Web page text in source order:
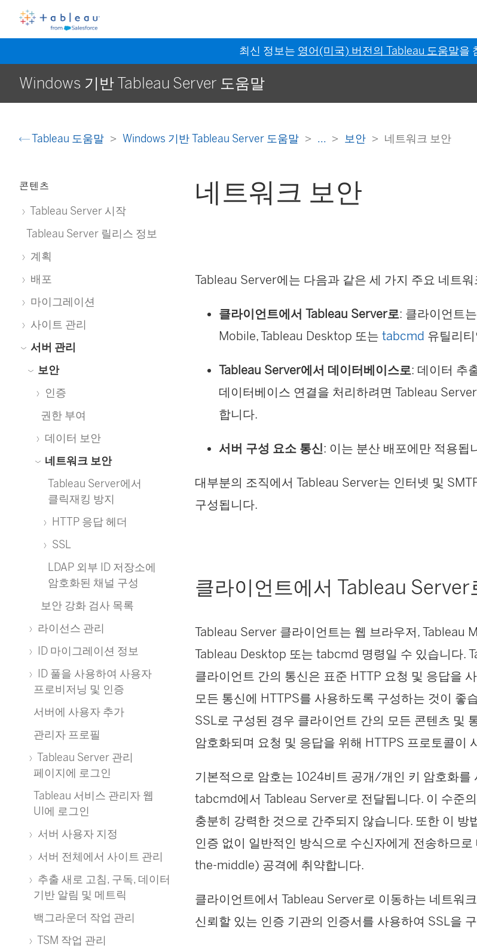
최신 정보는 영어(미국) 버전의 Tableau 도움말을
Windows 기반 Tableau Server 도움말
Tableau 도움말 Windows 기반 Tableau Server 도움말 ... 보안 네트워크 보안
콘텐츠
Tableau Server 시작
Tableau Server 릴리스 정보
계획
배포
마이그레이션
사이트 관리
서버 관리
보안
인증
권한 부여
데이터 보안
네트워크 보안
Tableau Server에서
클릭재킹 방지
HTTP 응답 헤더
SSL
LDAP 외부 ID 저장소에
암호화된 채널 구성
보안 강화 검사 목록
라이선스 관리
ID 마이그레이션 정보
ID 풀을 사용하여 사용자
프로비저닝 및 인증
서버에 사용자 추가
관리자 프로필
Tableau Server 관리
페이지에 로그인
Tableau 서비스 관리자 웹
UI에 로그인
서버 사용자 지정
서버 전체에서 사이트 관리
추출 새로 고침, 구독, 데이터
기반 알림 및 메트릭
백그라운더 작업 관리
TSM 작업 관리
네트워크 보안
Tableau Server에는 다음과 같은 세 가지 주요 네트
클라이언트에서 Tableau Server로: 클라이언트
Mobile, Tableau Desktop 또는tabcmd 유틸리
Tableau Server에서 데이터베이스로: 데이터 추
데이터베이스 연결을 처리하려면 Tableau
합니다.
서버 구성 요소 통신: 이는 분산 배포에만 적용됩
대부분의 조직에서 Tableau Server는 인터넷 및
구성됩니다.
클라이언트에서 Tableau Server
Tableau Server 클라이언트는 웹 브라우저, Tableau
Tableau Desktop 또는 tabcmd 명령일 수 있습니다.
클라이언트 간의 통신은 표준 HTTP 요청 및 응답을
모든 통신에 HTTPS를 사용하도록 구성하는 것이 좋
SSL로 구성된 경우 클라이언트 간의 모든 콘텐츠 및
암호화되며 요청 및 응답을 위해 HTTPS 프로토콜이
기본적으로 암호는 1024비트 공개/개인 키 암호화를
tabcmd에서 Tableau Server로 전달됩니다. 이 수준
충분히 강력한 것으로 간주되지 않습니다. 또한 이 방
인증 없이 일반적인 방식으로 수신자에게 전송하므
the-middle) 공격에 취약합니다.
클라이언트에서 Tableau Server로 이동하는 네트워
신뢰할 있는 인증 기관의 인증서를 사용하여 SSL을